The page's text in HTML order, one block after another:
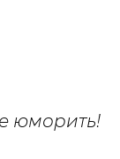
юморить!